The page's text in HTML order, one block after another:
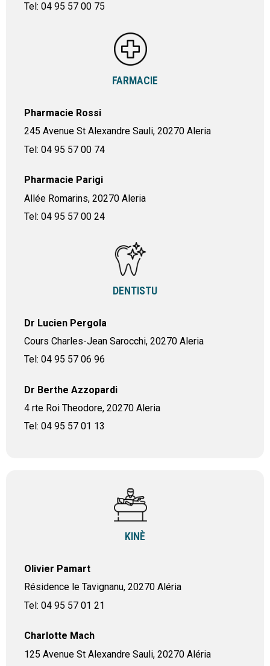
Tel: 04 95 57 00 75
FARMACIE
Pharmacie Rossi
245 Avenue St Alexandre Sauli, 20270 Aleria
Tel: 04 95 57 00 74
Pharmacie Parigi
Allée Romarins, 20270 Aleria
Tel: 04 95 57 00 24
DENTISTU
Dr Lucien Pergola
Cours Charles-Jean Sarocchi, 20270 Aleria
Tel: 04 95 57 06 96
Dr Berthe Azzopardi
4 rte Roi Theodore, 20270 Aleria
Tel: 04 95 57 01 13
KINÈ
Olivier Pamart
Résidence le Tavignanu, 20270 Aléria
Tel: 04 95 57 01 21
Charlotte Mach
125 Avenue St Alexandre Sauli, 20270 Aléria